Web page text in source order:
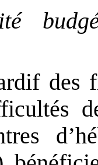
des